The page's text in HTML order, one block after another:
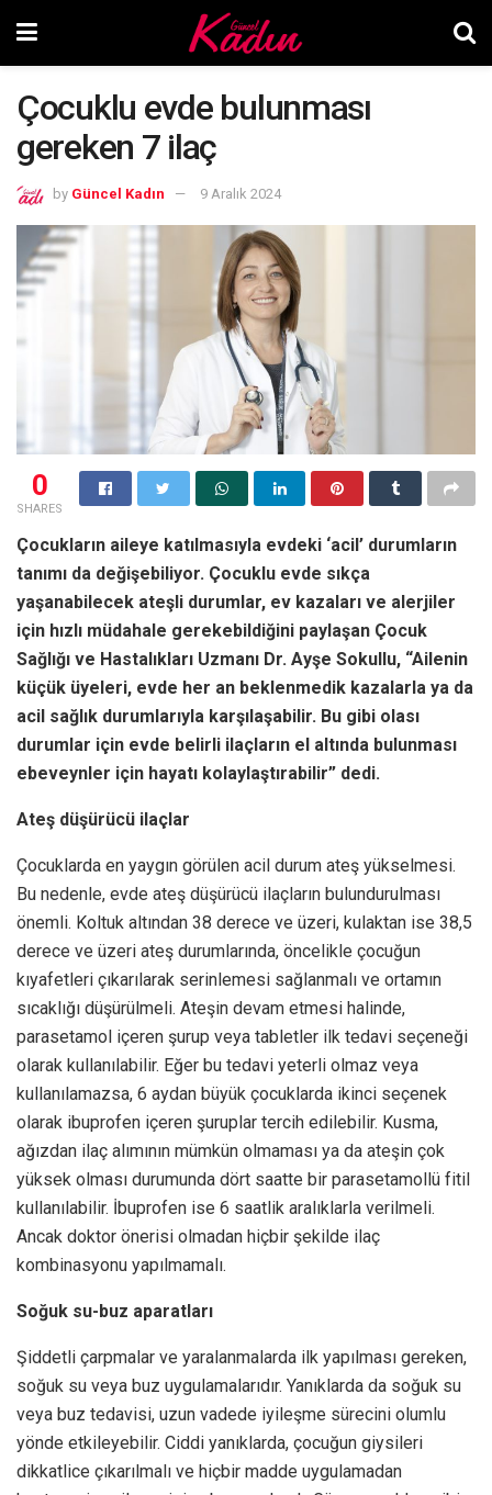
Çocuklu evde bulunması
gereken 7 ilaç
by Güncel Kadın 9 Aralık 2024
0
SHARES
Çocukların aileye katılmasıyla evdeki ‘acil’ durumların
tanımı da değişebiliyor. Çocuklu evde sıkça
yaşanabilecek ateşli durumlar, ev kazaları ve alerjiler
için hızlı müdahale gerekebildiğini paylaşan Çocuk
Sağlığı ve Hastalıkları Uzmanı Dr. Ayşe Sokullu, “Ailenin
küçük üyeleri, evde her an beklenmedik kazalarla ya da
acil sağlık durumlarıyla karşılaşabilir. Bu gibi olası
durumlar için evde belirli ilaçların el altında bulunması
ebeveynler için hayatı kolaylaştırabilir” dedi.
Ateş düşürücü ilaçlar
Çocuklarda en yaygın görülen acil durum ateş yükselmesi.
Bu nedenle, evde ateş düşürücü ilaçların bulundurulması
önemli. Koltuk altından 38 derece ve üzeri, kulaktan ise 38,5
derece ve üzeri ateş durumlarında, öncelikle çocuğun
kıyafetleri çıkarılarak serinlemesi sağlanmalı ve ortamın
sıcaklığı düşürülmeli. Ateşin devam etmesi halinde,
parasetamol içeren şurup veya tabletler ilk tedavi seçeneği
olarak kullanılabilir. Eğer bu tedavi yeterli olmaz veya
kullanılamazsa, 6 aydan büyük çocuklarda ikinci seçenek
olarak ibuprofen içeren şuruplar tercih edilebilir. Kusma,
ağızdan ilaç alımının mümkün olmaması ya da ateşin çok
yüksek olması durumunda dört saatte bir parasetamollü fitil
kullanılabilir. İbuprofen ise 6 saatlik aralıklarla verilmeli.
Ancak doktor önerisi olmadan hiçbir şekilde ilaç
kombinasyonu yapılmamalı.
Soğuk su-buz aparatları
Şiddetli çarpmalar ve yaralanmalarda ilk yapılması gereken,
soğuk su veya buz uygulamalarıdır. Yanıklarda da soğuk su
veya buz tedavisi, uzun vadede iyileşme sürecini olumlu
yönde etkileyebilir. Ciddi yanıklarda, çocuğun giysileri
dikkatlice çıkarılmalı ve hiçbir madde uygulamadan